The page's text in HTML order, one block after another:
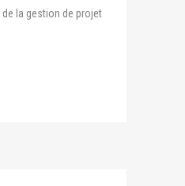
la gestion de projet